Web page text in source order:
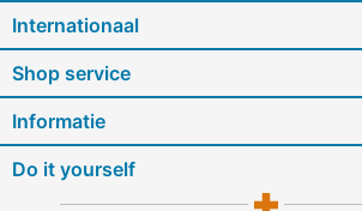
Internationaal
Shop service
Informatie
Do it yourself